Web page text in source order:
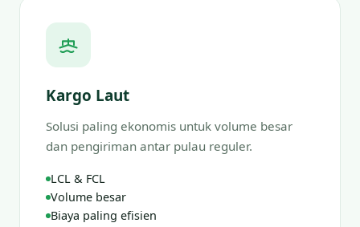
Kargo Laut
Solusi paling ekonomis untuk volume besar
dan pengiriman antar pulau reguler.
LCL & FCL
Volume besar
Biaya paling efisien